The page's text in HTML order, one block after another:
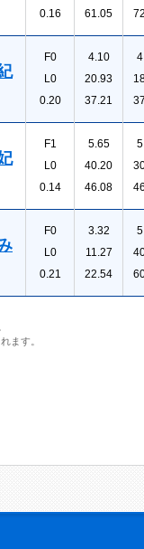
0.16
61.05
F0
L0
0.20
4.10
20.93
37.21
F1
L0
0.14
5.65
40.20
46.08
F0
L0
0.21
3.32
11.27
22.54
ます。